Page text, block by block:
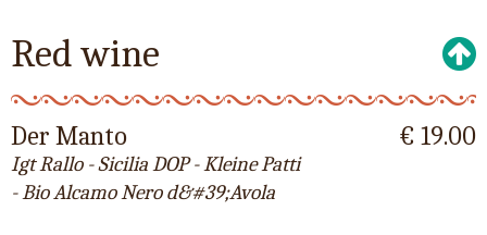
Red wine
Der Manto
Igt Rallo - Sicilia DOP - Kleine Patti
- Bio Alcamo Nero d&#39;Avola
€ 19.00